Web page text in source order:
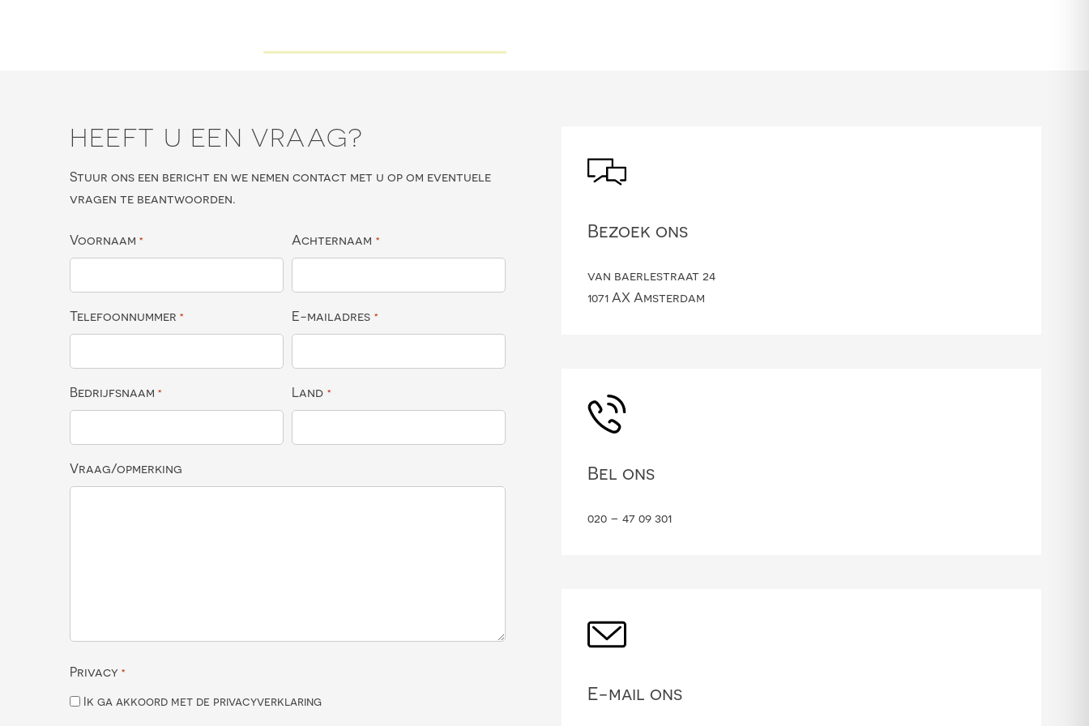
HEEFT U EEN VRAAG?
Stuur ons een bericht en we nemen contact met u op om eventuele
vragen te beantwoorden.
Voornaam * Achternaam *
Telefoonnummer * E-mailadres *
Bedrijfsnaam * Land *
Vraag/opmerking
Privacy *
Ik ga akkoord met de privacyverklaring
Bezoek ons
van baerlestraat 24
1071 AX Amsterdam
Bel ons
020 – 47 09 301
E-mail ons